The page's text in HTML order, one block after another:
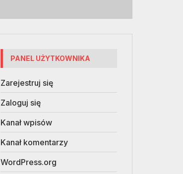
PANEL UŻYTKOWNIKA
Zarejestruj się
Zaloguj się
Kanał wpisów
Kanał komentarzy
WordPress.org